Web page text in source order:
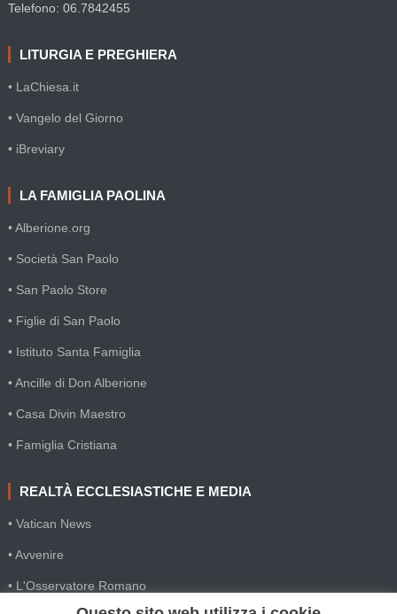
Telefono: 06.7842455
LITURGIA E PREGHIERA
• LaChiesa.it
• Vangelo del Giorno
• iBreviary
LA FAMIGLIA PAOLINA
• Alberione.org
• Società San Paolo
• San Paolo Store
• Figlie di San Paolo
• Istituto Santa Famiglia
• Ancille di Don Alberione
• Casa Divin Maestro
• Famiglia Cristiana
REALTÀ ECCLESIASTICHE E MEDIA
• Vatican News
• Avvenire
• L'Osservatore Romano